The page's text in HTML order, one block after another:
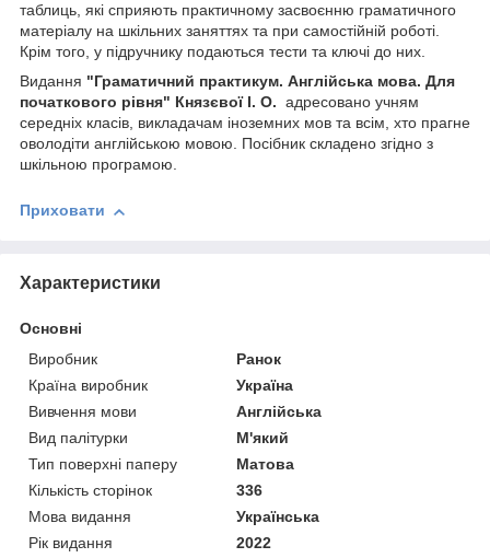
таблиць, які сприяють практичному засвоєнню граматичного
матеріалу на шкільних заняттях та при самостійній роботі.
Крім того, у підручнику подаються тести та ключі до них.
Видання "Граматичний практикум. Англійська мова. Для
початкового рівня" Князєвої І. О. адресовано учням
середніх класів, викладачам іноземних мов та всім, хто прагне
оволодіти англійською мовою. Посібник складено згідно з
шкільною програмою.
Приховати
Характеристики
Основні
Виробник
Ранок
Країна виробник
Україна
Вивчення мови
Англійська
Вид палітурки
М'який
Тип поверхні паперу
Матова
Кількість сторінок
336
Мова видання
Українська
Рік видання
2022